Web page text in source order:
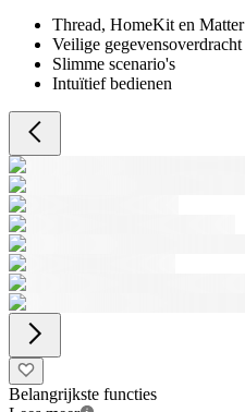
Thread, HomeKit en Matter
Veilige gegevensoverdracht
Slimme scenario's
Intuïtief bedienen
Belangrijkste functies